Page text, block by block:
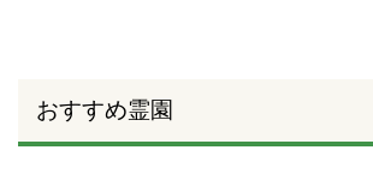
おすすめ霊園